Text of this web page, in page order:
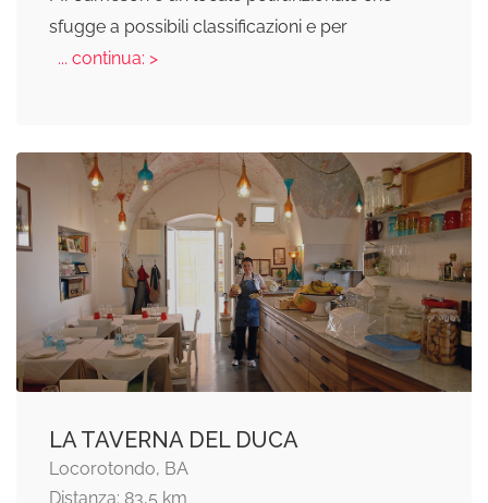
sfugge a possibili classificazioni e per
... continua: >
LA TAVERNA DEL DUCA
Locorotondo, BA
Distanza: 83,5 km